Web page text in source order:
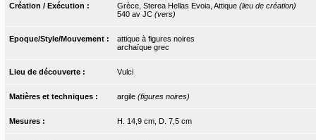
Création / Exécution : Grèce, Sterea Hellas Evoia, Attique (lieu de création)
540 av JC (vers)
Epoque/Style/Mouvement :
attique à figures noires
archaïque grec
Lieu de découverte : Vulci
Matières et techniques : argile (figures noires)
Mesures : H. 14,9 cm, D. 7,5 cm